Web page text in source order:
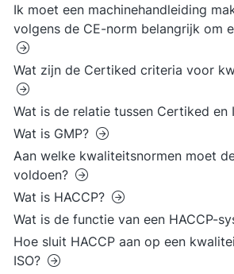
Ik moet een machinehandleiding
volgens de CE-norm belangrijk om
Wat zijn de Certiked criteria voor
Wat is de relatie tussen Certiked en
Wat is GMP?
Aan welke kwaliteitsnormen moet
voldoen?
Wat is HACCP?
Wat is de functie van een HACCP-
Hoe sluit HACCP aan op een
ISO?